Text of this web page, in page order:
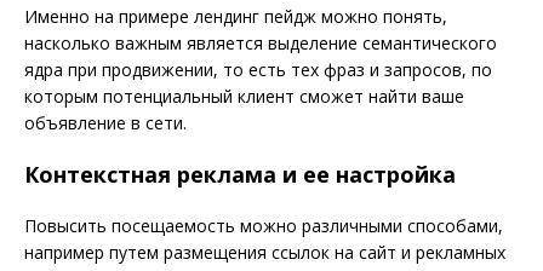
Именно на примере лендинг пейдж можно понять,
насколько важным является выделение семантического
ядра при продвижении, то есть тех фраз и запросов, по
которым потенциальный клиент сможет найти ваше
объявление в сети.
Контекстная реклама и ее настройка
Повысить посещаемость можно различными способами,
например путем размещения ссылок на сайт и рекламных